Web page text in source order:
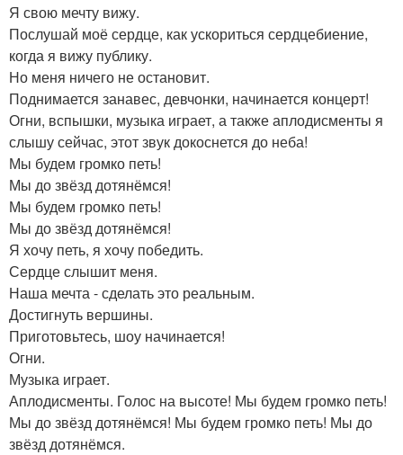
Я свою мечту вижу.
Послушай моё сердце, как ускориться сердцебиение,
когда я вижу публику.
Но меня ничего не остановит.
Поднимается занавес, девчонки, начинается концерт!
Огни, вспышки, музыка играет, а также аплодисменты я
слышу сейчас, этот звук докоснется до неба!
Мы будем громко петь!
Мы до звёзд дотянёмся!
Мы будем громко петь!
Мы до звёзд дотянёмся!
Я хочу петь, я хочу победить.
Сердце слышит меня.
Наша мечта - сделать это реальным.
Достигнуть вершины.
Приготовьтесь, шоу начинается!
Огни.
Музыка играет.
Аплодисменты. Голос на высоте! Мы будем громко петь!
Мы до звёзд дотянёмся! Мы будем громко петь! Мы до
звёзд дотянёмся.